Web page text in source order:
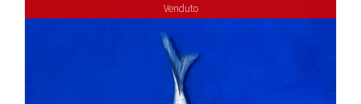
Venduto